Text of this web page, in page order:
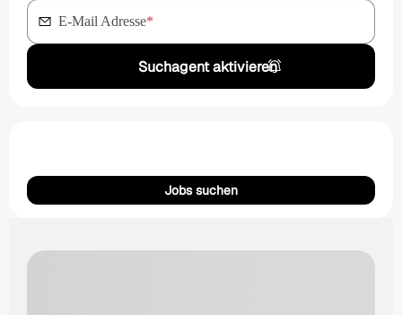
E-Mail Adresse*
Suchagent aktivieren
Jobs suchen